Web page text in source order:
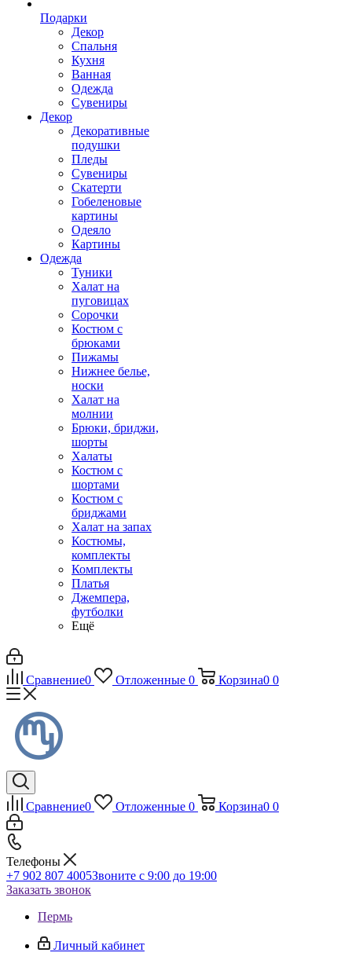
Подарки
Декор
Спальня
Кухня
Ванная
Одежда
Сувениры
Декор
Декоративные
подушки
Пледы
Сувениры
Скатерти
Гобеленовые
картины
Одеяло
Картины
Одежда
Туники
Халат на
пуговицах
Сорочки
Костюм с
брюками
Пижамы
Нижнее белье,
носки
Халат на
молнии
Брюки, бриджи,
шорты
Халаты
Костюм с
шортами
Костюм с
бриджами
Халат на запах
Костюмы,
комплекты
Комплекты
Платья
Джемпера,
футболки
Ещё
Сравнение0 Отложенные 0 Корзина0 0
Сравнение0 Отложенные 0 Корзина0 0
Телефоны
+7 902 807 4005Звоните с 9:00 до 19:00
Заказать звонок
Пермь
Личный кабинет